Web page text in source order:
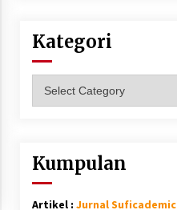
Kategori
Kumpulan
Artikel : Jurnal Suficademic